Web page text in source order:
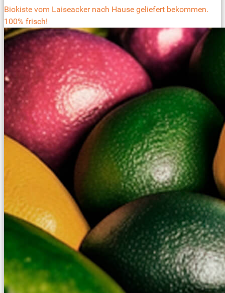
Biokiste vom Laiseacker nach Hause geliefert bekommen.
100% frisch!